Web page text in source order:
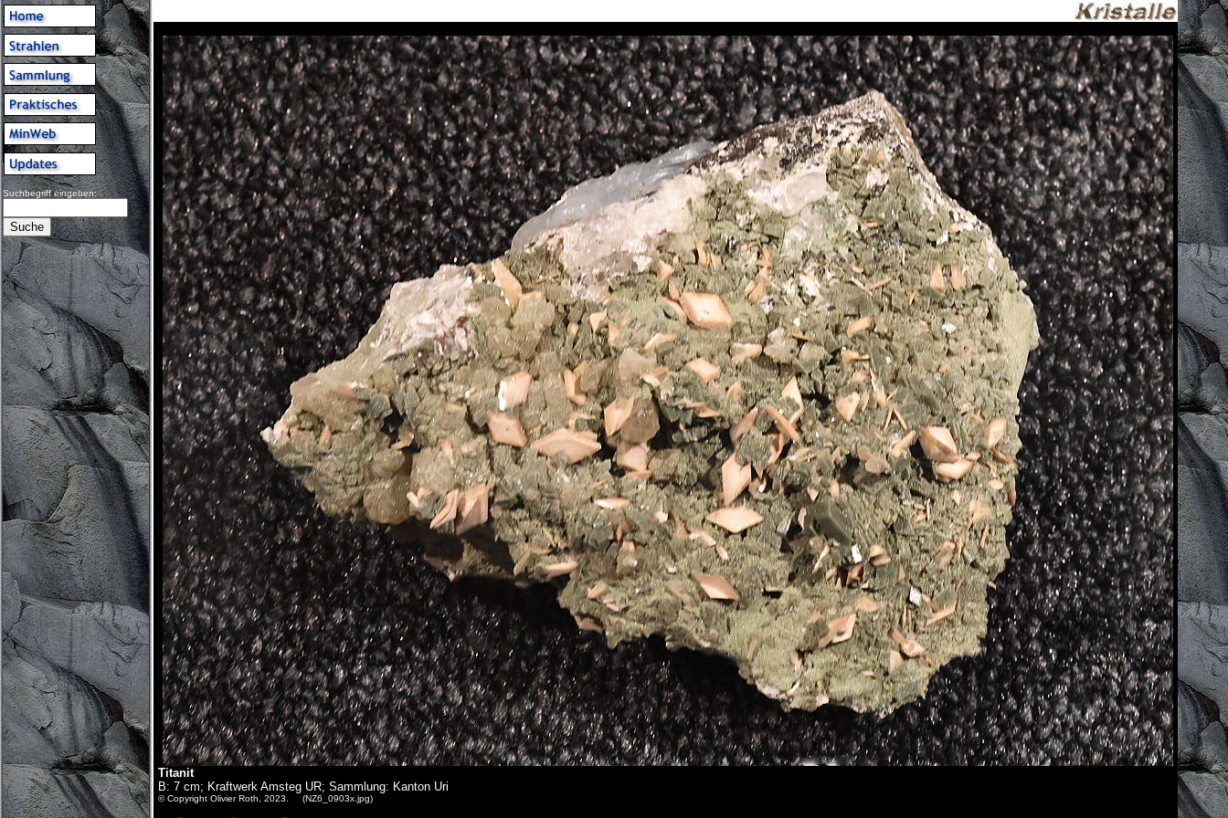
Suchbegriff eingeben:
Titanit
B: 7 cm; Kraftwerk Amsteg UR; Sammlung: Kanton Uri
© Copyright Olivier Roth, 2023. (NZ6_0903x.jpg)